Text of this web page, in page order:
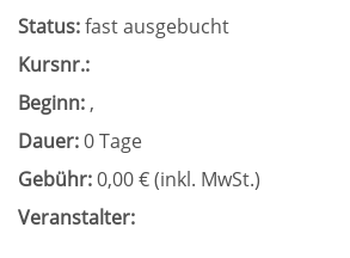
Status:fast ausgebucht
Kursnr.:
Beginn: ,
Dauer:0 Tage
Gebühr:0,00 € (inkl. MwSt.)
Veranstalter: